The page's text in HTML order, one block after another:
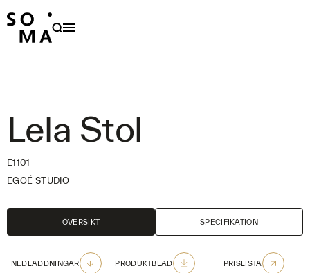
PRODUKTER
FAMILJER
FORMGIVARE
NYHETER
PROJEKT
OUTDOOR CARE
Lela Stol
E1101
EGOÉ STUDIO
ÖVERSIKT SPECIFIKATION
NEDLADDNINGAR PRODUKTBLAD PRISLISTA